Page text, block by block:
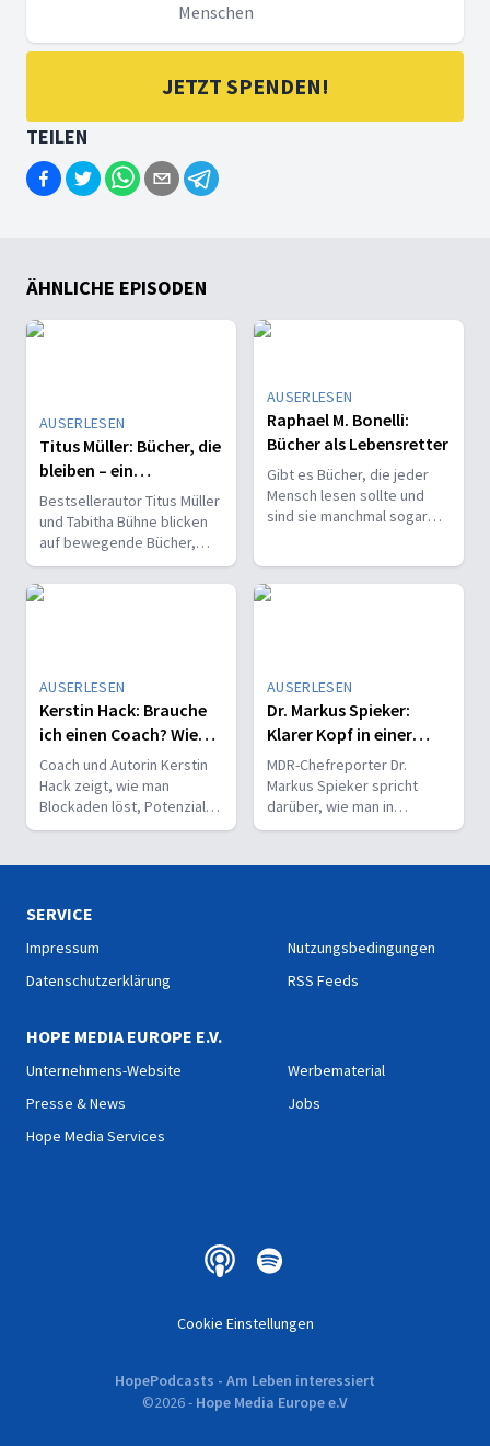
Menschen
JETZT SPENDEN!
TEILEN
ÄHNLICHE EPISODEN
AUSERLESEN
Titus Müller: Bücher, die
bleiben – ein
Jahresrückblick
Bestsellerautor Titus Müller
und Tabitha Bühne blicken
auf bewegende Bücher,
persönliche Highlights und
literarische Inspiration fürs
neue Jahr.
AUSERLESEN
Raphael M. Bonelli:
Bücher als Lebensretter
Gibt es Bücher, die jeder
Mensch lesen sollte und
sind sie manchmal sogar
tägliche Leben eines Top-
Erlebnisse mit Patienten
redet der bekannte
Psychiater und
Bestsellerautor Raphael M.
Bonelli in diesem hoch
unterhaltsamen Gespräch.
AUSERLESEN
Kerstin Hack: Brauche
ich einen Coach? Wie
wir uns und anderen
helfen
Coach und Autorin Kerstin
Hack zeigt, wie man
Blockaden löst, Potenziale
entfaltet und mit neun
im Alltag bewirkt.
AUSERLESEN
Dr. Markus Spieker:
Klarer Kopf in einer
verrückten Welt
MDR-Chefreporter Dr.
Markus Spieker spricht
darüber, wie man in
chaotischen Zeiten einen
SERVICE
Impressum
Datenschutzerklärung
Nutzungsbedingungen
RSS Feeds
HOPE MEDIA EUROPE E.V.
Unternehmens-Website
Presse & News
Hope Media Services
Werbematerial
Jobs
Cookie Einstellungen
HopePodcasts - Am Leben interessiert
©2026- Hope Media Europe e.V